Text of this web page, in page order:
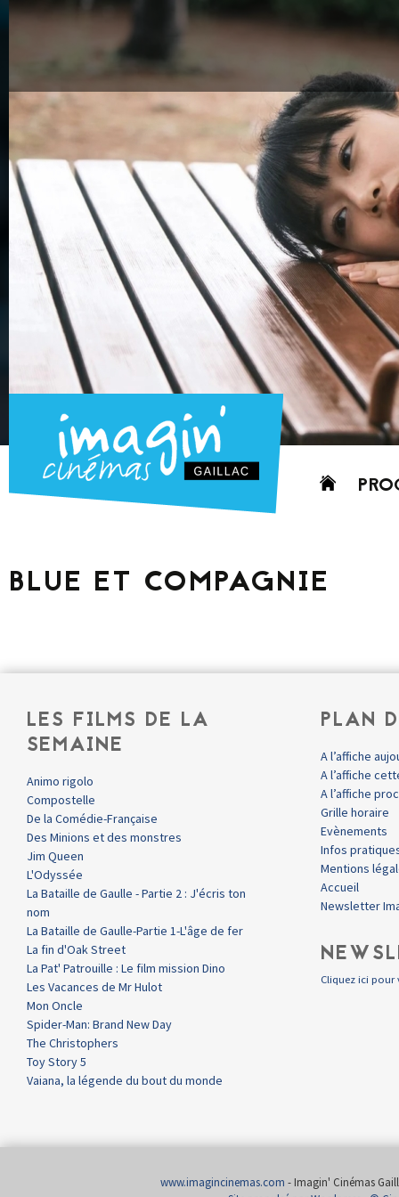
Aller
BLUE ET COMPAGNIE
LES FILMS DE LA
SEMAINE
Animo rigolo
Compostelle
De la Comédie-Française
Des Minions et des monstres
Jim Queen
L'Odyssée
La Bataille de Gaulle - Partie 2 : J'écris ton
nom
La Bataille de Gaulle-Partie 1-L'âge de fer
La fin d'Oak Street
La Pat' Patrouille : Le film mission Dino
Les Vacances de Mr Hulot
Mon Oncle
Spider-Man: Brand New Day
The Christophers
Toy Story 5
Vaiana, la légende du bout du monde
PLAN
A l’affiche
A l’affiche
A l’affiche
Grille horaire
Evènements
Infos
Mentions
Accueil
Newsletter
Cliquez ici pour
www.imagincinemas.com - Imagin' Cinémas